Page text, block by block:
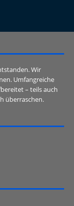
Wir
Umfangreiche
– teils auch
überraschen.